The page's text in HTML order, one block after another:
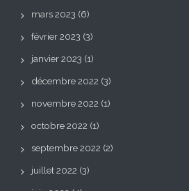
mars 2023 (6)
février 2023 (3)
janvier 2023 (1)
décembre 2022 (3)
novembre 2022 (1)
octobre 2022 (1)
septembre 2022 (2)
juillet 2022 (3)